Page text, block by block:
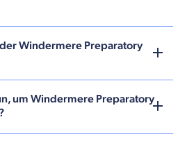
Windermere Preparatory
um Windermere Preparatory